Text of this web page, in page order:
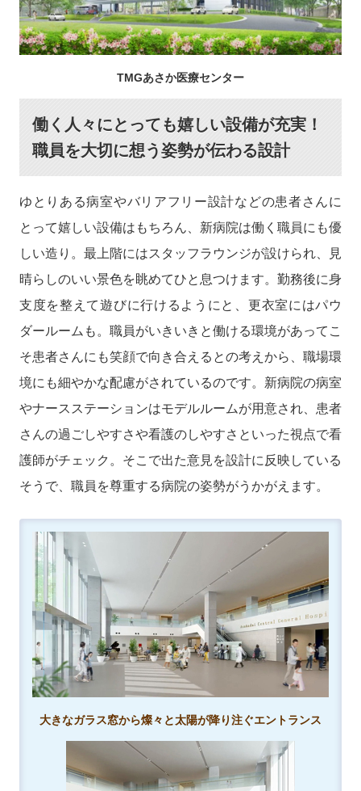
TMGあさか医療センター
働く人々にとっても嬉しい設備が充実！
職員を大切に想う姿勢が伝わる設計
ゆとりある病室やバリアフリー設計などの患者さんに
とって嬉しい設備はもちろん、新病院は働く職員にも優
しい造り。最上階にはスタッフラウンジが設けられ、見
晴らしのいい景色を眺めてひと息つけます。勤務後に身
支度を整えて遊びに行けるようにと、更衣室にはパウ
ダールームも。職員がいきいきと働ける環境があってこ
そ患者さんにも笑顔で向き合えるとの考えから、職場環
境にも細やかな配慮がされているのです。新病院の病室
やナースステーションはモデルルームが用意され、患者
さんの過ごしやすさや看護のしやすさといった視点で看
護師がチェック。そこで出た意見を設計に反映している
そうで、職員を尊重する病院の姿勢がうかがえます。
大きなガラス窓から燦々と太陽が降り注ぐエントランス